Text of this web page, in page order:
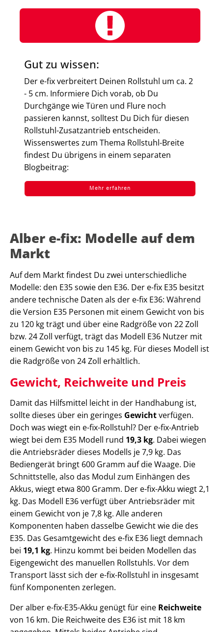
Gut zu wissen:
Der e-fix verbreitert Deinen Rollstuhl um ca. 2
- 5 cm. Informiere Dich vorab, ob Du
Durchgänge wie Türen und Flure noch
passieren kannst, solltest Du Dich für diesen
Rollstuhl-Zusatzantrieb entscheiden.
Wissenswertes zum Thema Rollstuhl-Breite
findest Du übrigens in einem separaten
Blogbeitrag:
Mehr erfahren
Alber e-fix: Modelle auf dem
Markt
Auf dem Markt findest Du zwei unterschiedliche
Modelle: den E35 sowie den E36. Der e-fix E35 besitzt
andere technische Daten als der e-fix E36: Während
die Version E35 Personen mit einem Gewicht von bis
zu 120 kg trägt und über eine Radgröße von 22 Zoll
bzw. 24 Zoll verfügt, trägt das Modell E36 Nutzer mit
einem Gewicht von bis zu 145 kg. Für dieses Modell ist
die Radgröße von 24 Zoll erhältlich.
Gewicht, Reichweite und Preis
Damit das Hilfsmittel leicht in der Handhabung ist,
sollte dieses über ein geringes Gewichtverfügen.
Doch was wiegt ein e-fix-Rollstuhl? Der e-fix-Antrieb
wiegt bei dem E35 Modell rund 19,3 kg. Dabei wiegen
die Antriebsräder dieses Modells je 7,9 kg. Das
Bediengerät bringt 600 Gramm auf die Waage. Die
Schnittstelle, also das Modul zum Einhängen des
Akkus, wiegt etwa 800 Gramm. Der e-fix-Akku wiegt 2,1
kg. Das Modell E36 verfügt über Antriebsräder mit
einem Gewicht von je 7,8 kg. Alle anderen
Komponenten haben dasselbe Gewicht wie die des
E35. Das Gesamtgewicht des e-fix E36 liegt demnach
bei 19,1 kg. Hinzu kommt bei beiden Modellen das
Eigengewicht des manuellen Rollstuhls. Vor dem
Transport lässt sich der e-fix-Rollstuhl in insgesamt
fünf Komponenten zerlegen.
Der alber e-fix-E35-Akku genügt für eine Reichweite
von 16 km. Die Reichweite des E36 ist mit 18 km